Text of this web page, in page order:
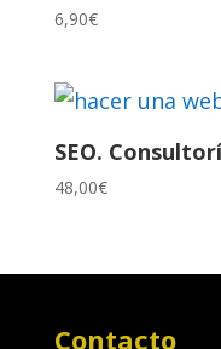
6,90€
SEO.
48,00€
Contacto